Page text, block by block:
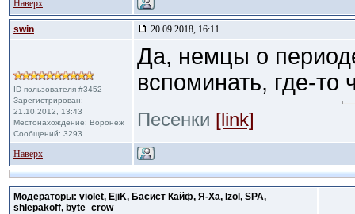
Наверх
swin 20.09.2018, 16:11
ID пользователя #3452
Зарегистрирован:
21.10.2012, 13:43
Местонахождение: Воронеж
Сообщений: 3293
Да, немцы о
вспоминать, где-
Песенки [link]
Наверх
Модераторы: violet, EjiK, Басист Кайф, Я-Ха, Izol, SPA,
shlepakoff, byte_crow